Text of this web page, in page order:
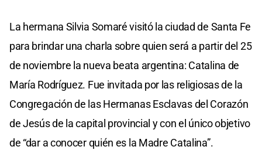
La hermana Silvia Somaré visitó la ciudad de Santa Fe
para brindar una charla sobre quien será a partir del 25
de noviembre la nueva beata argentina: Catalina de
María Rodríguez. Fue invitada por las religiosas de la
Congregación de las Hermanas Esclavas del Corazón
de Jesús de la capital provincial y con el único objetivo
de “dar a conocer quién es la Madre Catalina”.